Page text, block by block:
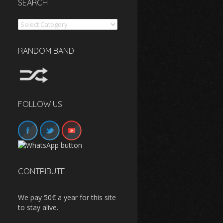
SEARCH
Search
RANDOM BAND
FOLLOW US
CONTRIBUTE
We pay 50€ a year for this site
to stay alive.